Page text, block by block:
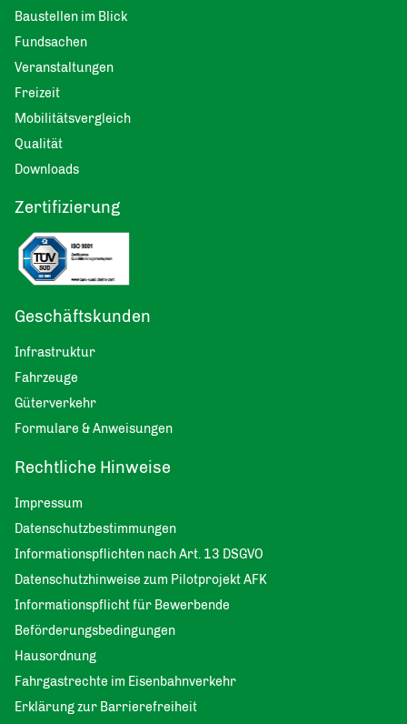
Baustellen im Blick
Fundsachen
Veranstaltungen
Freizeit
Mobilitätsvergleich
Qualität
Downloads
Zertifizierung
Geschäftskunden
Infrastruktur
Fahrzeuge
Güterverkehr
Formulare & Anweisungen
Rechtliche Hinweise
Impressum
Datenschutzbestimmungen
Informationspflichten nach Art. 13 DSGVO
Datenschutzhinweise zum Pilotprojekt AFK
Informationspflicht für Bewerbende
Beförderungsbedingungen
Hausordnung
Fahrgastrechte im Eisenbahnverkehr
Erklärung zur Barrierefreiheit